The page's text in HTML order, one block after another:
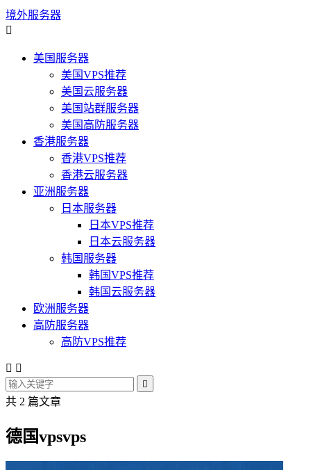
境外服务器

美国服务器
美国VPS推荐
美国云服务器
美国站群服务器
美国高防服务器
香港服务器
香港VPS推荐
香港云服务器
亚洲服务器
日本服务器
日本VPS推荐
日本云服务器
韩国服务器
韩国VPS推荐
韩国云服务器
欧洲服务器
高防服务器
高防VPS推荐
 

共 2 篇文章
德国vpsvps